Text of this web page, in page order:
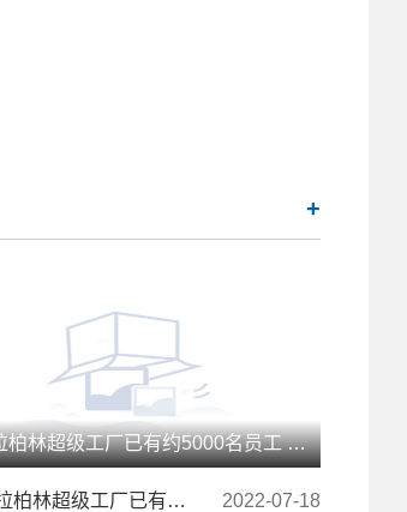
+
特斯拉柏林超级工厂已有约5000名员工 未来几月仍计划大量招人
特斯拉柏林超级工厂已有约5000名员工 未来几月仍计划大量招人 2022-07-18